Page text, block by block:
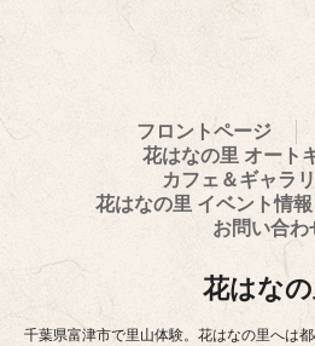
フロントページ
花はなの里 オート
カフェ＆ギャラ
花はなの里 イベント情報
お問い合わ
花はな
千葉県富津市で里山体験。花はなの里へは